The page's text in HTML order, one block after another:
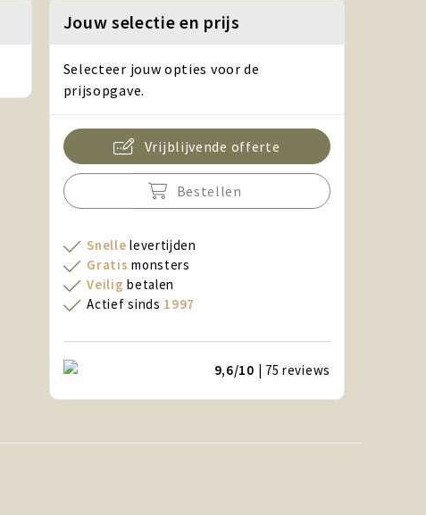
Jouw selectie en prijs
Selecteer jouw opties voor de
prijsopgave.
Vrijblijvende offerte
Bestellen
Snelle levertijden
Gratis monsters
Veilig betalen
Actief sinds 1997
9,6/10 | 75reviews